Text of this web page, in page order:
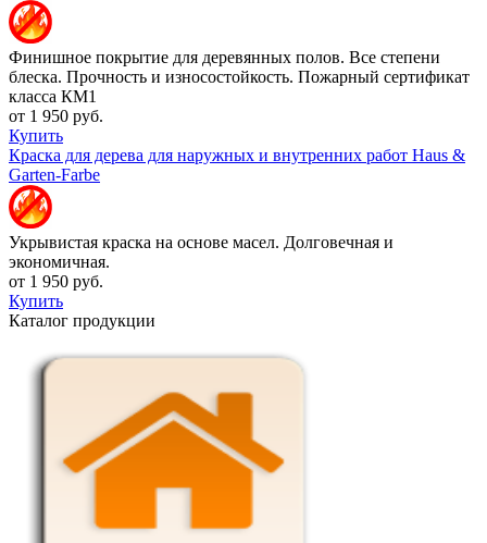
Финишное покрытие для деревянных полов. Все степени
блеска. Прочность и износостойкость. Пожарный сертификат
класса КМ1
от 1 950 руб.
Купить
Краска для дерева для наружных и внутренних работ Haus &
Garten-Farbe
Укрывистая краска на основе масел. Долговечная и
экономичная.
от 1 950 руб.
Купить
Каталог продукции